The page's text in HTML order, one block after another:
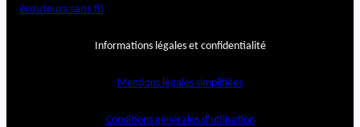
écouteurs sans fil
Informations légales et confidentialité
Mentions légales simplifiées
Conditions générales d’utilisation